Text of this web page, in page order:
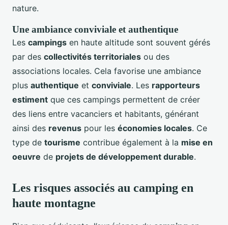
nature.
Une ambiance conviviale et authentique
Les campings en haute altitude sont souvent gérés
par des collectivités territoriales ou des
associations locales. Cela favorise une ambiance
plus authentique et conviviale. Les rapporteurs
estiment que ces campings permettent de créer
des liens entre vacanciers et habitants, générant
ainsi des revenus pour les économies locales. Ce
type de tourisme contribue également à la mise en
oeuvre de projets de développement durable.
Les risques associés au camping en
haute montagne